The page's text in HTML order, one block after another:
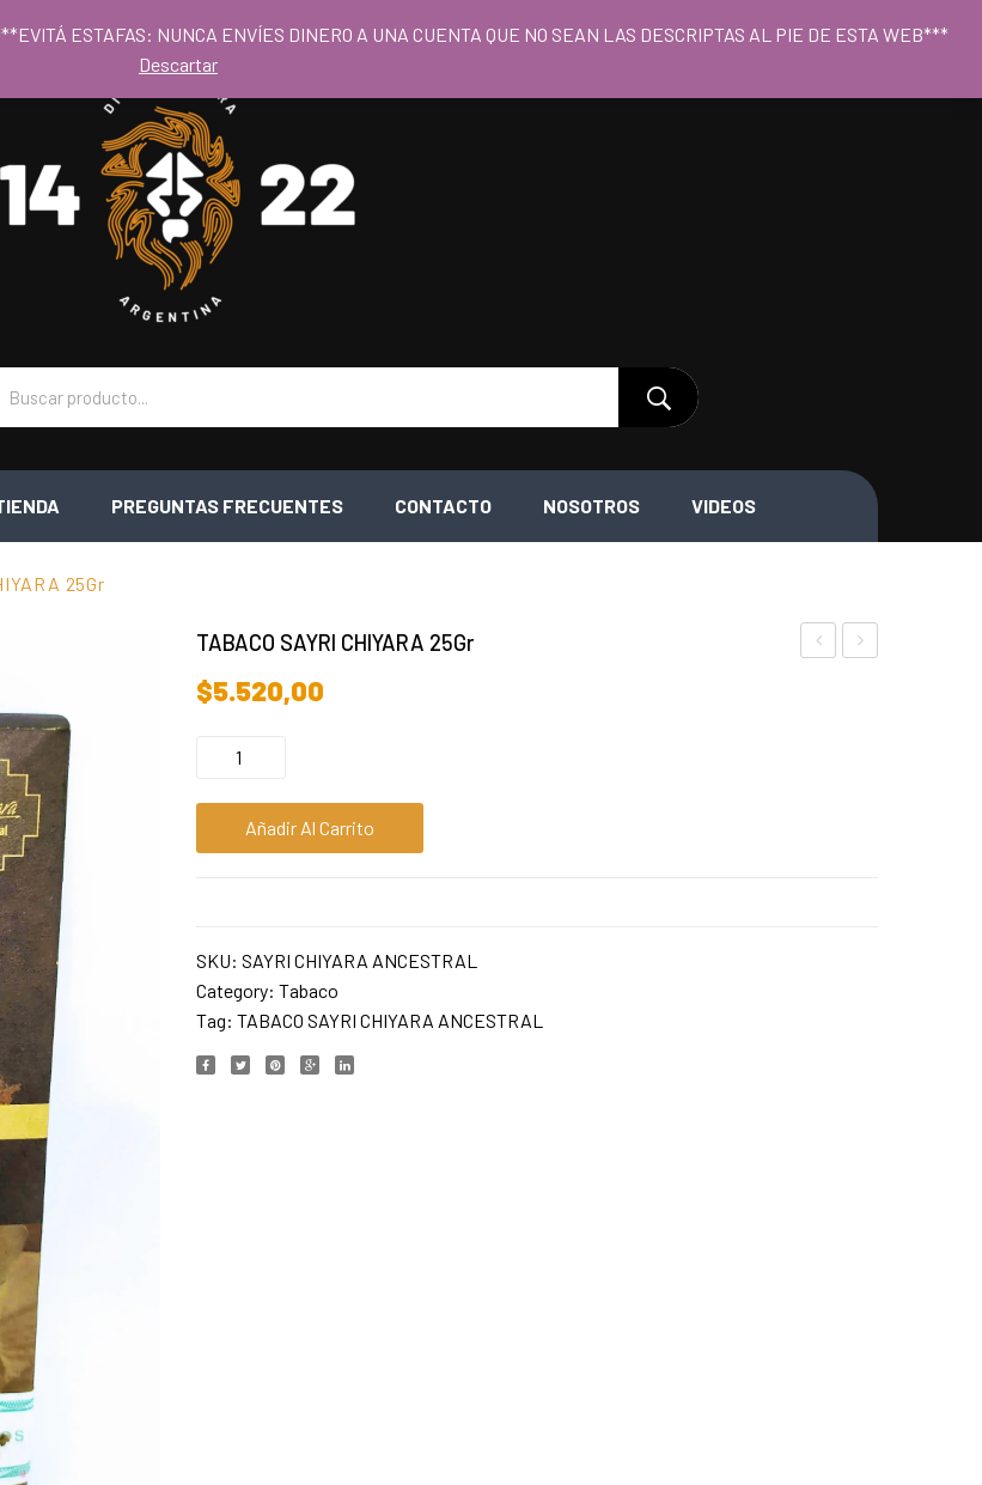
PREGUNTAS FRECUENTES CONTACTO NOSOTROS VIDEOS
25Gr
TABACO SAYRI CHIYARA 25Gr
$5.520,00
Añadir Al Carrito
SKU: SAYRI CHIYARA ANCESTRAL
Category: Tabaco
Tag: TABACO SAYRI CHIYARA ANCESTRAL
ESTAFAS: NUNCA ENVÍES DINERO A UNA CUENTA QUE NO SEAN LAS DESCRIPTAS AL PIE DE ESTA WEB***
Descartar